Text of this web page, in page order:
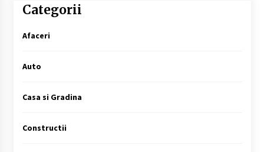
Categorii
Afaceri
Auto
Casa si Gradina
Constructii